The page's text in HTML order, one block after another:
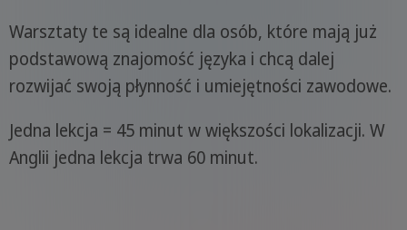
Warsztaty te są idealne dla osób, które mają już
podstawową znajomość języka i chcą dalej
rozwijać swoją płynność i umiejętności zawodowe.
Jedna lekcja = 45 minut w większości lokalizacji. W
Anglii jedna lekcja trwa 60 minut.